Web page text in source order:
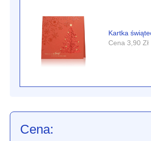
Kartka
Cena 3,90 Zł
Cena: